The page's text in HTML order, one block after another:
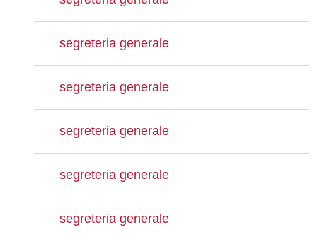
segreteria generale
segreteria generale
segreteria generale
segreteria generale
segreteria generale